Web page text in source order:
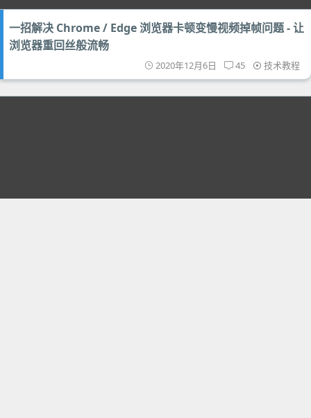
一招解决 Chrome / Edge 浏览器卡顿变慢视频掉帧问题 - 让
浏览器重回丝般流畅
2020年12月6日 45 技术教程